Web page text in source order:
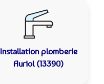
Installation plomberie
Auriol (13390)